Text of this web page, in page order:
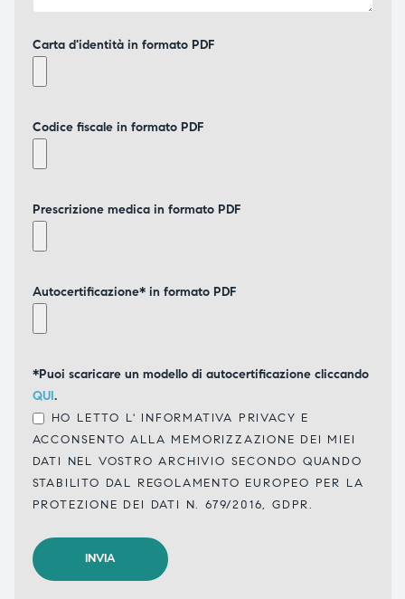
Carta d'identità in formato PDF
Codice fiscale in formato PDF
Prescrizione medica in formato PDF
Autocertificazione* in formato PDF
*Puoi scaricare un modello di autocertificazione cliccando
QUI.
HO LETTO L' INFORMATIVA PRIVACY E
ACCONSENTO ALLA MEMORIZZAZIONE DEI MIEI
DATI NEL VOSTRO ARCHIVIO SECONDO QUANDO
STABILITO DAL REGOLAMENTO EUROPEO PER LA
PROTEZIONE DEI DATI N. 679/2016, GDPR.